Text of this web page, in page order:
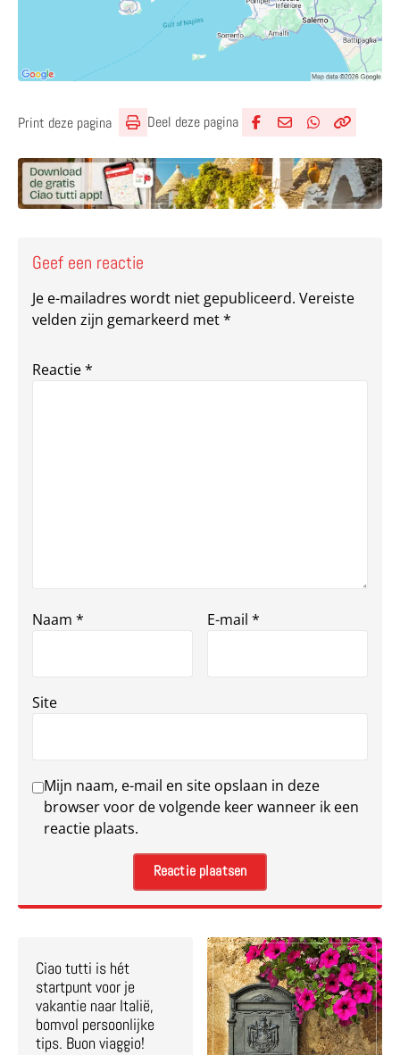
Print deze pagina Deel deze pagina
Geef een reactie
Je e-mailadres wordt niet gepubliceerd. Vereiste
velden zijn gemarkeerd met*
Reactie*
Naam * E-mail *
Site
Mijn naam, e-mail en site opslaan in deze
browser voor de volgende keer wanneer ik een
reactie plaats.
Ciao tutti is hét
startpunt voor je
vakantie naar Italië,
bomvol persoonlijke
tips. Buon viaggio!